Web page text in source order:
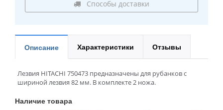
Способы доставки
Описание Характеристики Отзывы
Лезвия HITACHI 750473 предназначены для рубанков с
шириной лезвия 82 мм. В комплекте 2 ножа.
Наличие товара